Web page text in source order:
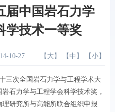
届中国岩石力学
学技术一等奖
10-27 【 大 】 【 中 】 【 小 】
三次全国岩石力学与工程学术大
石力学与工程学会科学技术奖，
研究所与高能所联合组织申报